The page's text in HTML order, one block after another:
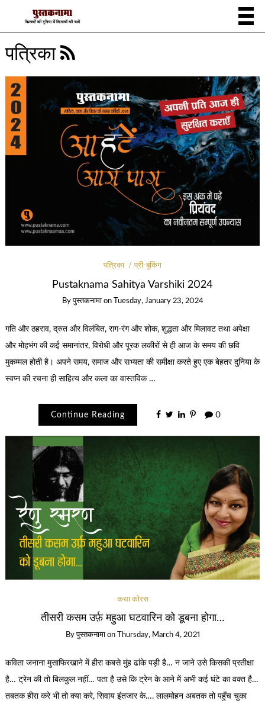
पत्रिका
पत्रिका प्री-बुकिंग
Pustaknama Sahitya Varshiki 2024
Byपुस्तकनामा on Tuesday, January 23, 2024
गति और ठहराव, द्रुत और विलंबित, राग-रंग और शोक, शुद्धता और मिलावट तथा अपेक्षा
और मोहभंग की कई समानांतर, विरोधी और पूरक लकीरों से ही आज के समय की छवि
मुकम्मल होती है। अपने समय, समाज और सभ्यता की समीक्षा करते हुए एक बेहतर दुनिया के
स्वप्न की रचना ही साहित्य और कला का वास्तविक …
Continue Reading 0
कथा कोरस
तीसरी कसम उर्फ़ महुआ घटवारिन को डूबना होगा…
Byपुस्तकनामा on Thursday, March 4, 2021
कविता जनाना मुसाफिरखाने में हीरा कबसे मुंह ढांके पड़ी है… न जाने उसे किसकी प्रतीक्षा
है… ट्रेन की तो बिलकुल नहीं… पता है उसे कि ट्रेन के आने में अभी कई घंटे का वक्त है…
तबतक हीरा करे भी तो क्या करे, सिवाय इंतजार के…. लालमोहन अबतक तो पहुँच चुका